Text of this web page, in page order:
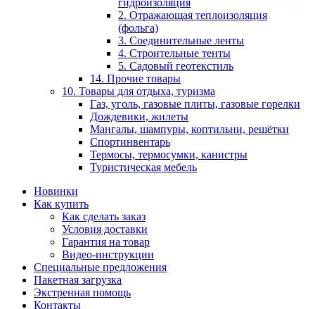
гидроизоляция
2. Отражающая теплоизоляция
(фольга)
3. Соединительные ленты
4. Строительные тенты
5. Садовый геотекстиль
14. Прочие товары
10. Товары для отдыха, туризма
Газ, уголь, газовые плиты, газовые горелки
Дождевики, жилеты
Мангалы, шампуры, коптильни, решётки
Спортинвентарь
Термосы, термосумки, канистры
Туристическая мебель
Новинки
Как купить
Как сделать заказ
Условия доставки
Гарантия на товар
Видео-инструкции
Специальные предложения
Пакетная загрузка
Экстренная помощь
Контакты